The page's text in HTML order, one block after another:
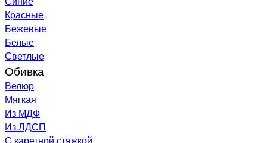
Красные
Бежевые
Белые
Светлые
Обивка
Велюр
Мягкая
Из МДФ
Из ЛДСП